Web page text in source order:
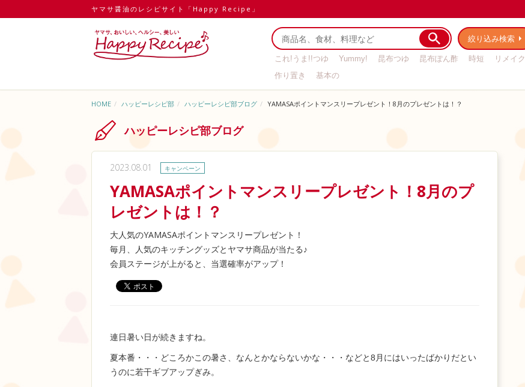
ヤマサ醤油のレシピサイト「Happy Recipe」
絞り込み検索
これ!うま!!つゆ Yummy! 昆布つゆ 昆布ぽん酢 時短
リメイク
作り置き
基本の
HOME ハッピーレシピ部 ハッピーレシピ部ブログ YAMASAポイントマンスリープレゼント！8月のプレゼントは！？
ハッピーレシピ部ブログ
2023.08.01 キャンペーン
YAMASAポイントマンスリープレゼント！8月のプ
レゼントは！？
大人気のYAMASAポイントマンスリープレゼント！
毎月、人気のキッチングッズとヤマサ商品が当たる♪
会員ステージが上がると、当選確率がアップ！
連日暑い日が続きますね。
夏本番・・・どころかこの暑さ、なんとかならないかな・・・などと8月にはいったばかりだとい
うのに若干ギブアップぎみ。